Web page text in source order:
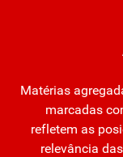
Matérias
marcadas
refletem as
relevância